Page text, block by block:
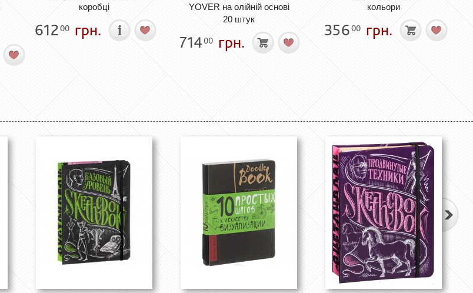
коробці
61200 грн.
YOVER на олійній основі
20 штук
71400 грн.
кольори
35600 грн.